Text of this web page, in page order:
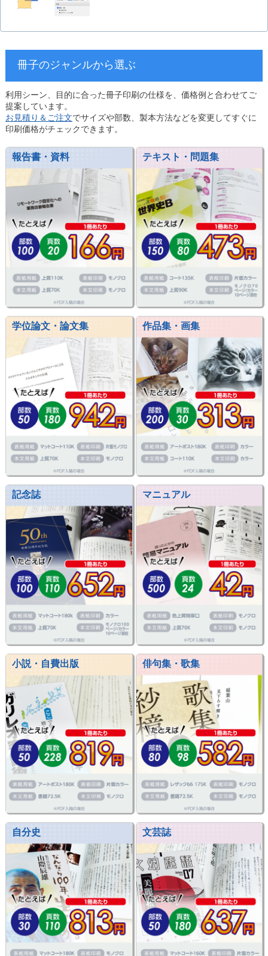
冊子のジャンルから選ぶ
利用シーン、目的に合った冊子印刷の仕様を、価格例と合わせてご
提案しています。
お見積り＆ご注文でサイズや部数、製本方法などを変更してすぐに
印刷価格がチェックできます。
報告書・資料 テキスト・問題集
学位論文・論文集 作品集・画集
記念誌 マニュアル
小説・自費出版 俳句集・歌集
自分史 文芸誌